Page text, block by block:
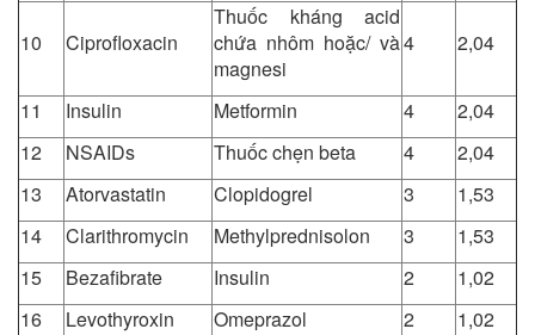
10 Ciprofloxacin
Thuốc kháng acid
chứa nhôm hoặc/ và
magnesi
4 2,04
11 Insulin Metformin 4
2,04
12
NSAIDs Thuốc chẹn beta 4
2,04
13
Atorvastatin Clopidogrel 3
1,53
14
Clarithromycin Methylprednisolon 3
1,53
15
Bezafibrate Insulin 2
1,02
16
Levothyroxin Omeprazol 2 1,02